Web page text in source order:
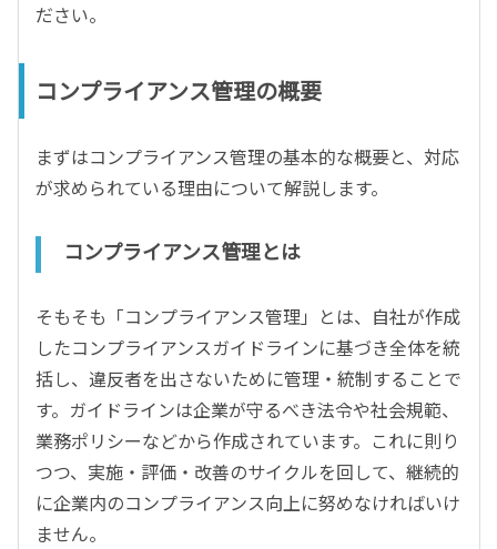
ださい。
コンプライアンス管理の概要
まずはコンプライアンス管理の基本的な概要と、対応
が求められている理由について解説します。
コンプライアンス管理とは
そもそも「コンプライアンス管理」とは、自社が作成
したコンプライアンスガイドラインに基づき全体を統
括し、違反者を出さないために管理・統制することで
す。ガイドラインは企業が守るべき法令や社会規範、
業務ポリシーなどから作成されています。これに則り
つつ、実施・評価・改善のサイクルを回して、継続的
に企業内のコンプライアンス向上に努めなければいけ
ません。